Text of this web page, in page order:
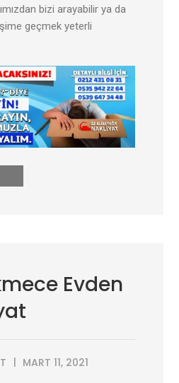
bizi arayabilir ya da
geçmek yeterli
Evden
MART 11, 2021